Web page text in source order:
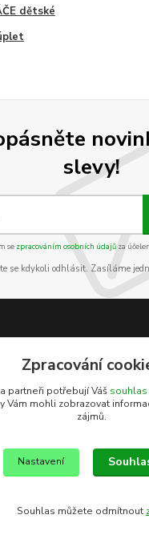
dětské
slevy!
se zpracováním osobních údajůza
se kdykoli odhlásit. Zasíláme
Zpracování
partneři potřebují Váš souhlas
Vám mohli zobrazovat
zájmů.
Nastavení
Souhlas můžete odmítnout